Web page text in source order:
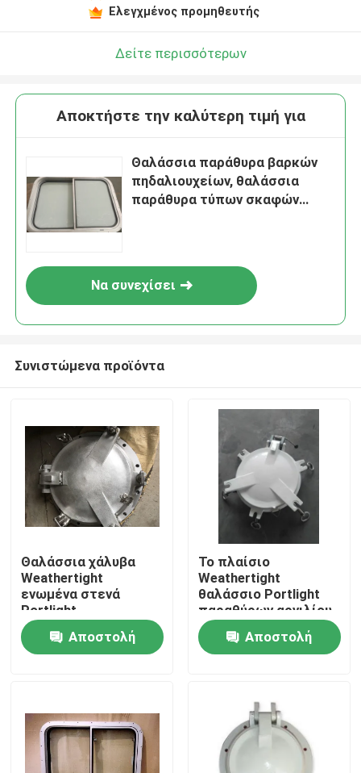
Προϊόντα
Σχετικά με εμάς
Ελεγχμένος προμηθευτής
Δείτε περισσότερων
Αποκτήστε την καλύτερη τιμή για
Θαλάσσια παράθυρα βαρκών
πηδαλιουχείων, θαλάσσια
παράθυρα τύπων σκαφών
Να συνεχίσει
Συνιστώμενα προϊόντα
Θαλάσσια χάλυβα
Weathertight
ενωμένα στενά
Portlight
δευτερεύοντα
φινιστρίνια σκαφών
τύπων θαλάσσια
Αποστολή
Το πλαίσιο
Weathertight
θαλάσσιο Portlight
παραθύρων αργιλίου,
στέλνει το
δευτερεύον
φινιστρίνι
Αποστολή